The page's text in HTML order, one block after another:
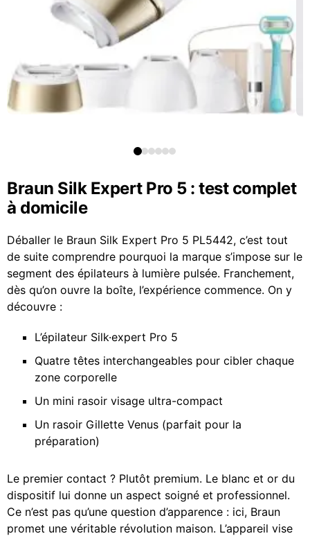
Braun Silk Expert Pro 5 : test complet
à domicile
Déballer le Braun Silk Expert Pro 5 PL5442, c’est tout
de suite comprendre pourquoi la marque s’impose sur le
segment des épilateurs à lumière pulsée. Franchement,
dès qu’on ouvre la boîte, l’expérience commence. On y
découvre :
L’épilateur Silk·expert Pro 5
Quatre têtes interchangeables pour cibler chaque
zone corporelle
Un mini rasoir visage ultra-compact
Un rasoir Gillette Venus (parfait pour la
préparation)
Le premier contact ? Plutôt premium. Le blanc et or du
dispositif lui donne un aspect soigné et professionnel.
Ce n’est pas qu’une question d’apparence : ici, Braun
promet une véritable révolution maison. L’appareil vise